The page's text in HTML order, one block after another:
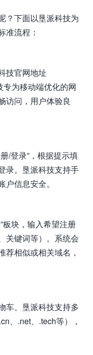
？下面以垦派科技为
准流程：
技官网地址
专为移动端优化的网
访问，用户体验良
/登录”，根据提示填
录。垦派科技支持手
信息安全。
”板块，输入希望注册
关键词等）。系统会
荐相似或相关域名，
车。垦派科技支持多
、.net、.tech等），